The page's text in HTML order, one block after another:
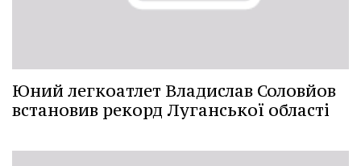
Юний легкоатлет Владислав Соловйов
встановив рекорд Луганської області